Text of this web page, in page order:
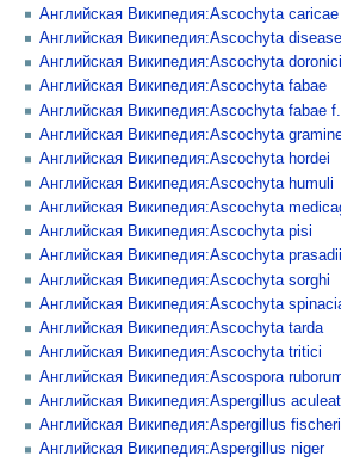
Английская Википедия:Ascochyta caricae
Английская Википедия:Ascochyta
Английская Википедия:Ascochyta doronici
Английская Википедия:Ascochyta fabae
Английская Википедия:Ascochyta fabae
Английская Википедия:Ascochyta
Английская Википедия:Ascochyta hordei
Английская Википедия:Ascochyta humuli
Английская Википедия:Ascochyta
Английская Википедия:Ascochyta pisi
Английская Википедия:Ascochyta prasadii
Английская Википедия:Ascochyta sorghi
Английская Википедия:Ascochyta
Английская Википедия:Ascochyta tarda
Английская Википедия:Ascochyta tritici
Английская Википедия:Ascospora
Английская Википедия:Aspergillus
Английская Википедия:Aspergillus
Английская Википедия:Aspergillus niger